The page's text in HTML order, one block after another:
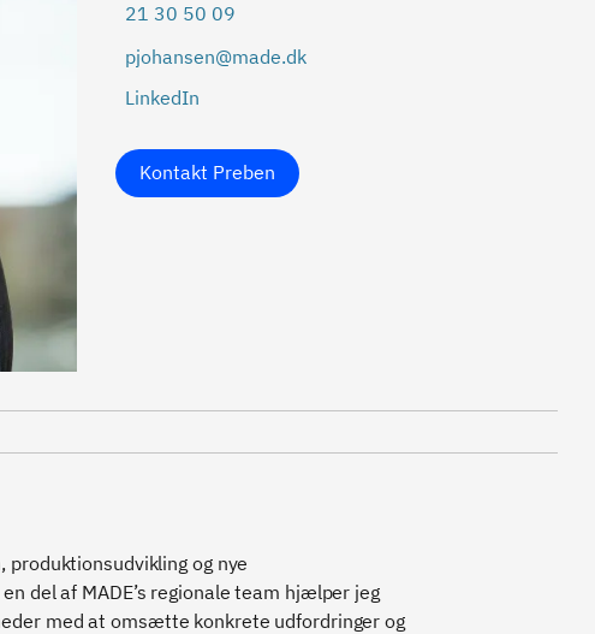
21 30 50 09
pjohansen@made.dk
LinkedIn
Kontakt Preben
produktionsudvikling og nye
del af MADE’s regionale team hjælper jeg
med at omsætte konkrete udfordringer og